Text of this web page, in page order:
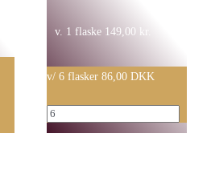
v. 1 flaske 149,00 kr.
v/ 6 flasker 86,00 DKK
Veuve
Amiot